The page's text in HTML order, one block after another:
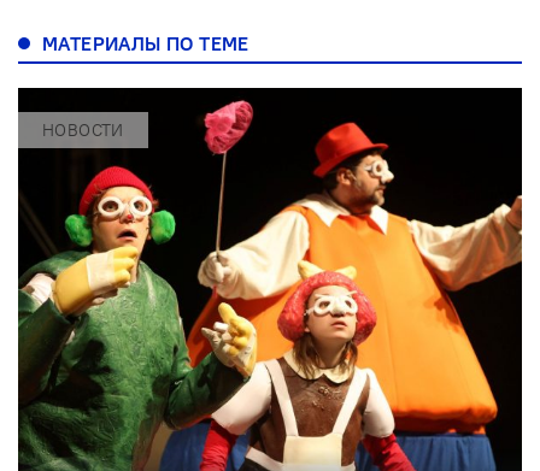
МАТЕРИАЛЫ ПО ТЕМЕ
НОВОСТИ